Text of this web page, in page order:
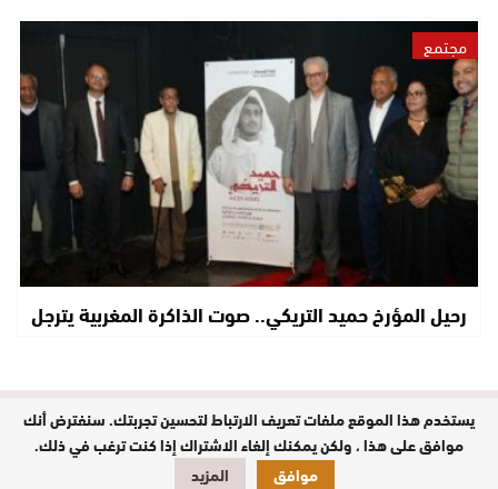
مجتمع
رحيل المؤرخ حميد التريكي.. صوت الذاكرة المغربية يترجل
مدير النشر : حفيظة الدليمي / جميع
الحقوق محفوظة © 2026
تصميم وبرمجة
يستخدم هذا الموقع ملفات تعريف الارتباط لتحسين تجربتك. سنفترض أنك
موافق على هذا ، ولكن يمكنك إلغاء الاشتراك إذا كنت ترغب في ذلك.
موافق
المزيد